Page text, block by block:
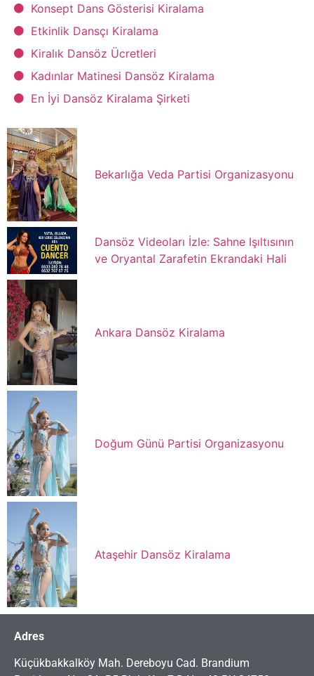
Konsept Dans Gösterisi Kiralama
Etkinlik Dansçı Kiralama
Kiralık Dansöz Ücretleri
Kadınlar Matinesi Dansöz Kiralama
En İyi Dansöz Kiralama Şirketi
Bekarlığa Veda Partisi Organizasyonu
Dansöz Videoları İzle: Sahne Işıltısının
ve Oryantal Zarafetin Ekrandaki Hali
Ankara Dansöz Kiralama
Doğum Günü Partisi Organizasyonu
Ataşehir Dansöz Kiralama
Adres
Küçükbakkalköy Mah. Dereboyu Cad. Brandium